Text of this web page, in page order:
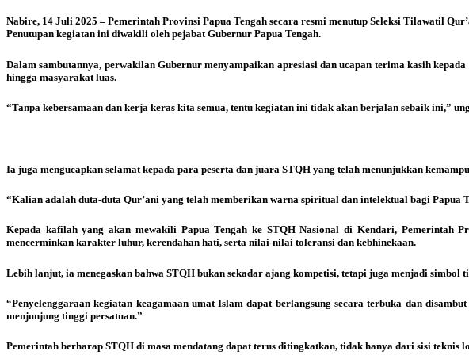
Nabire, 14 Juli 2025 – Pemerintah Provinsi Papua Tengah secara resmi menutup Seleksi Tilawatil
Penutupan kegiatan ini diwakili oleh pejabat Gubernur Papua Tengah.
Dalam sambutannya, perwakilan Gubernur menyampaikan apresiasi dan ucapan terima kasih
hingga masyarakat luas.
“Tanpa kebersamaan dan kerja keras kita semua, tentu kegiatan ini tidak akan berjalan sebaik ini,”
Ia juga mengucapkan selamat kepada para peserta dan juara STQH yang telah menunjukkan
“Kalian adalah duta-duta Qur’ani yang telah memberikan warna spiritual dan intelektual bagi Papua
Kepada kafilah yang akan mewakili Papua Tengah ke STQH Nasional di Kendari, Pemerintah
mencerminkan karakter luhur, kerendahan hati, serta nilai-nilai toleransi dan kebhinekaan.
Lebih lanjut, ia menegaskan bahwa STQH bukan sekadar ajang kompetisi, tetapi juga menjadi simbol
“Penyelenggaraan kegiatan keagamaan umat Islam dapat berlangsung secara terbuka dan
menjunjung tinggi persatuan.”
Pemerintah berharap STQH di masa mendatang dapat terus ditingkatkan, tidak hanya dari sisi